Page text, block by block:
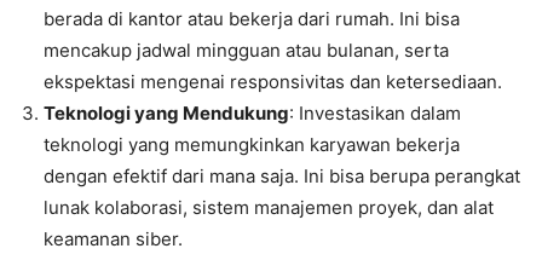
berada di kantor atau bekerja dari rumah. Ini bisa
mencakup jadwal mingguan atau bulanan, serta
ekspektasi mengenai responsivitas dan ketersediaan.
Teknologi yang Mendukung: Investasikan dalam
teknologi yang memungkinkan karyawan bekerja
dengan efektif dari mana saja. Ini bisa berupa perangkat
lunak kolaborasi, sistem manajemen proyek, dan alat
keamanan siber.